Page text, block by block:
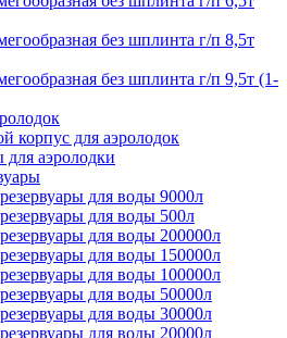
без шплинта г/п 8,5т
без шплинта г/п 9,5т (1-
корпус для аэролодок
для аэролодки
для воды 9000л
для воды 500л
для воды 200000л
для воды 150000л
для воды 100000л
для воды 50000л
для воды 30000л
для воды 20000л